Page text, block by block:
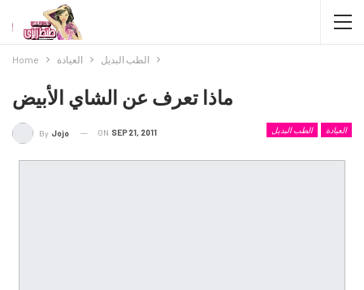
Home العيادة الطب البديل
ماذا تعرف عن الشاي الأبيض
الطب البديل العيادة By Jojo ON SEP 21, 2011